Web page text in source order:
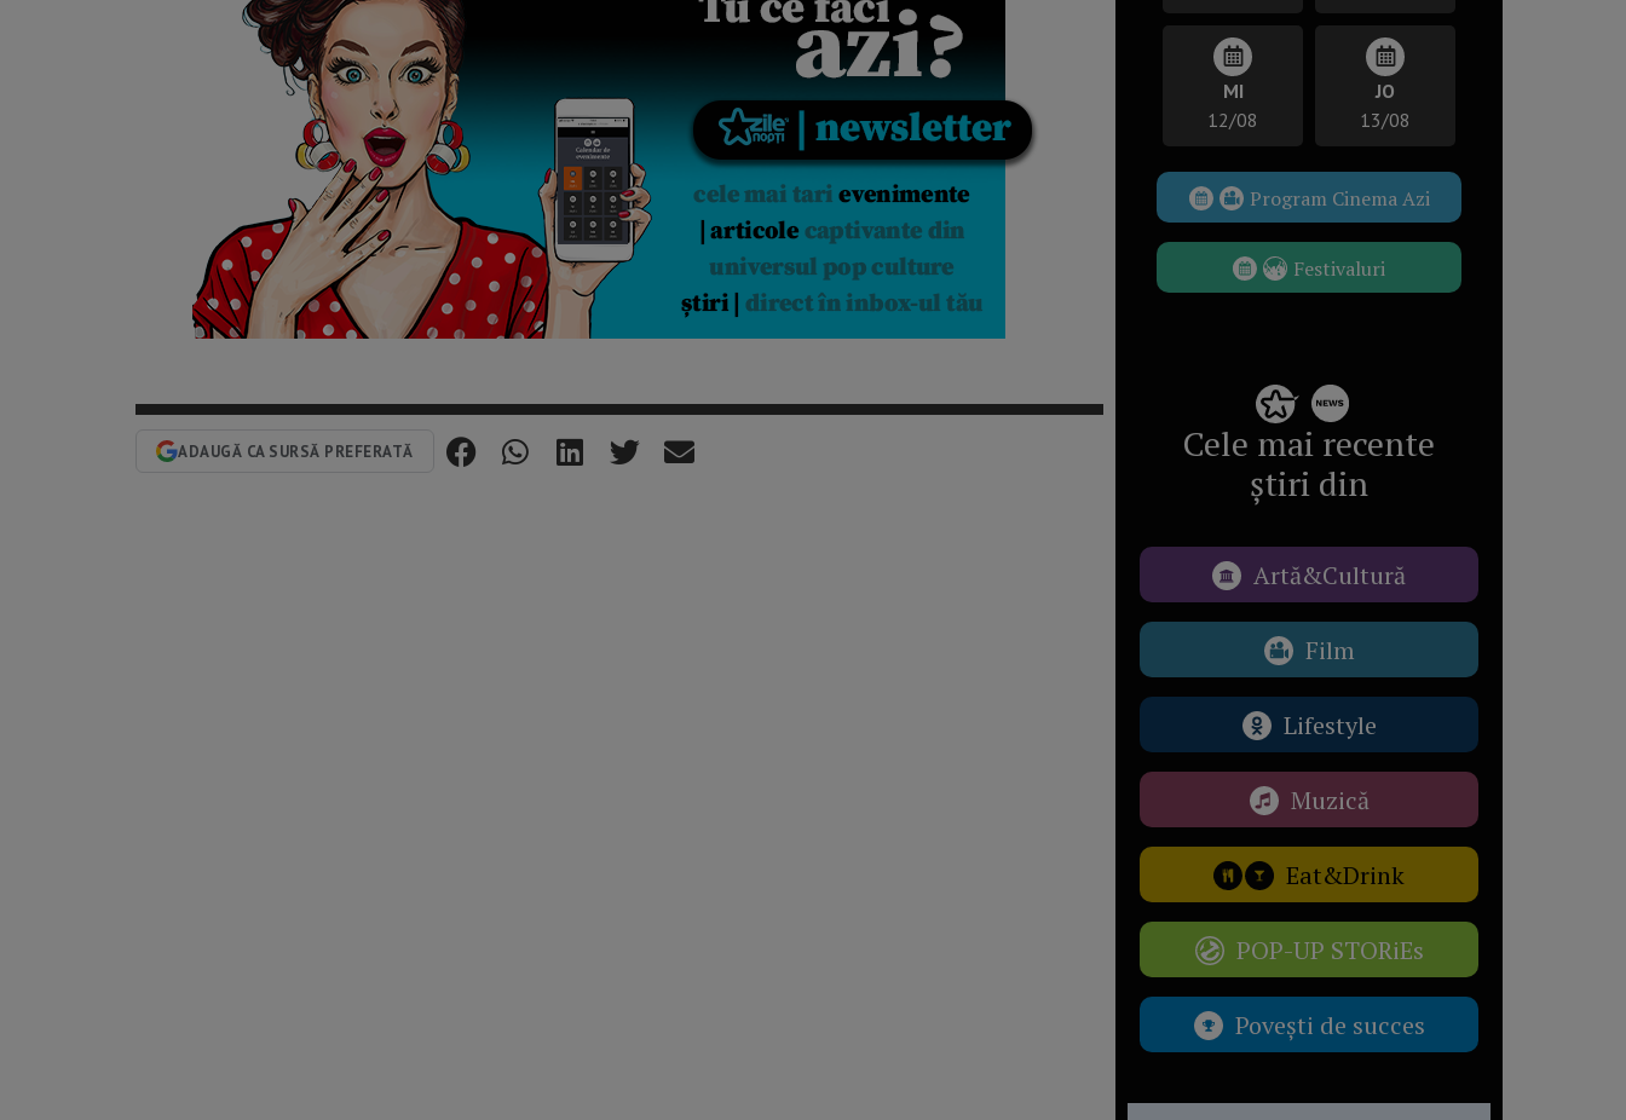
ADAUGĂ CA SURSĂ PREFERATĂ
MI
12/08
JO
13/08
Program Cinema Azi
Festivaluri
Cele mai recente
știri din
Artă&Cultură
Film
Lifestyle
Muzică
Eat&Drink
POP-UP STORiEs
Povești de succes